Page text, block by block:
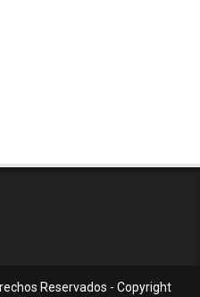
Reservados - Copyright